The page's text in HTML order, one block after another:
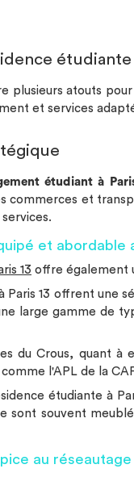
étudiante
plusieurs atouts
et services
étudiant à
commerces et
et abordable
13 offre également
Paris 13 offrent une
large gamme de
du Crous, quant
l'APL de la
étudiante à
sont souvent
au réseautage